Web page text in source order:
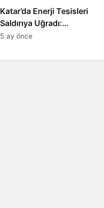
Katar’da Enerji Tesisleri
Saldırıya Uğradı:
Avrupa’da Doğalgaz
5 ay önce